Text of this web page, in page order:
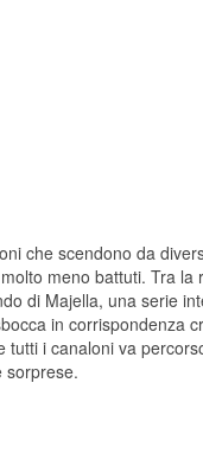
che scendono da
meno battuti. Tra la
di Majella, una serie
in corrispondenza
i canaloni va
sorprese.